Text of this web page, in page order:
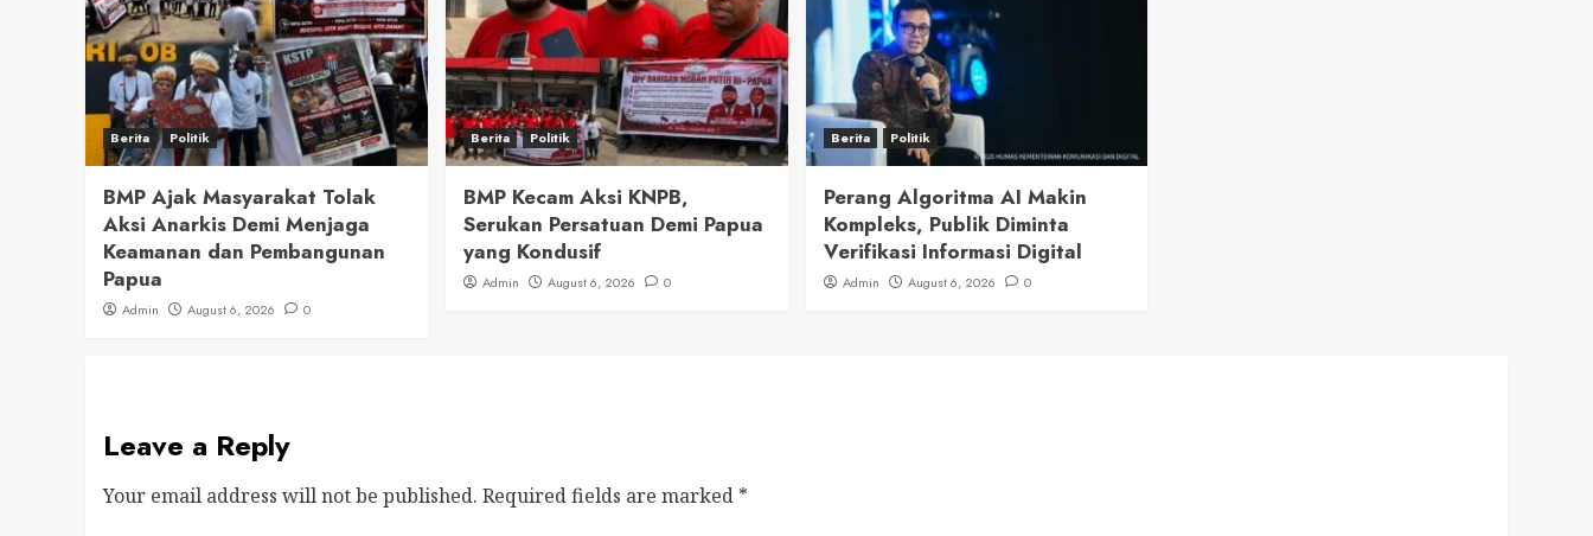
Berita Politik
BMP Ajak Masyarakat Tolak
Aksi Anarkis Demi Menjaga
Keamanan dan Pembangunan
Papua
Admin August 6, 2026 0
Berita Politik
BMP Kecam Aksi KNPB,
Serukan Persatuan Demi Papua
yang Kondusif
Admin August 6, 2026 0
Berita Politik
Perang Algoritma AI Makin
Kompleks, Publik Diminta
Verifikasi Informasi Digital
Admin August 6, 2026 0
Leave a Reply
Your email address will not be published. Required fields are marked *